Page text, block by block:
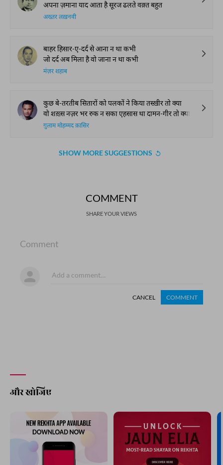
अपना ज़माना याद आता है सूरज ढलते वक़्त बहुत
अख्तर लख़नवी
बाहर हिसार-ए-दर्द से आना न था कभी
जो दर्द अब मिला है वो जाना न था कभी
मंज़र शहाब
कुछ बे-तरतीब सितारों को पलकों ने किया तस्ख़ीर तो क्या
वो शख़्स नज़र भर रुक न सका एहसास था दामन-गीर तो क्या
ग़ुलाम मोहम्मद क़ासिर
SHOW MORE SUGGESTIONS
COMMENT
SHARE YOUR VIEWS
Comment
CANCEL COMMENT
और खोजिए